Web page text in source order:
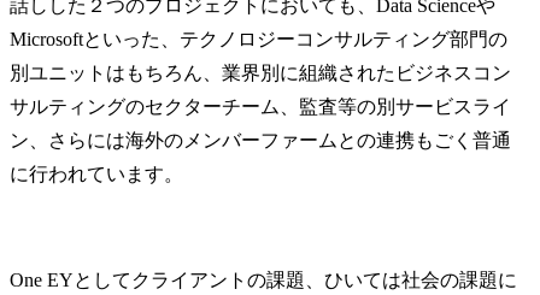
話しした２つのプロジェクトにおいても、Data Scienceや
Microsoftといった、テクノロジーコンサルティング部門の
別ユニットはもちろん、業界別に組織されたビジネスコン
サルティングのセクターチーム、監査等の別サービスライ
ン、さらには海外のメンバーファームとの連携もごく普通
に行われています。
One EYとしてクライアントの課題、ひいては社会の課題に